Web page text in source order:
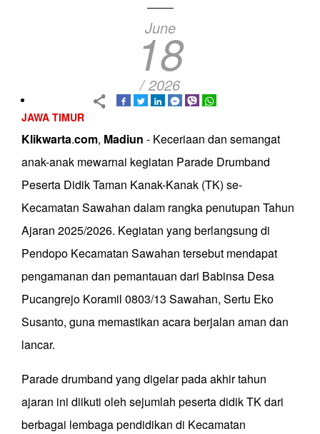
June
18
/ 2026
JAWA TIMUR
Klikwarta.com, Madiun - Keceriaan dan semangat
anak-anak mewarnai kegiatan Parade Drumband
Peserta Didik Taman Kanak-Kanak (TK) se-
Kecamatan Sawahan dalam rangka penutupan Tahun
Ajaran 2025/2026. Kegiatan yang berlangsung di
Pendopo Kecamatan Sawahan tersebut mendapat
pengamanan dan pemantauan dari Babinsa Desa
Pucangrejo Koramil 0803/13 Sawahan, Sertu Eko
Susanto, guna memastikan acara berjalan aman dan
lancar.
Parade drumband yang digelar pada akhir tahun
ajaran ini diikuti oleh sejumlah peserta didik TK dari
berbagai lembaga pendidikan di Kecamatan